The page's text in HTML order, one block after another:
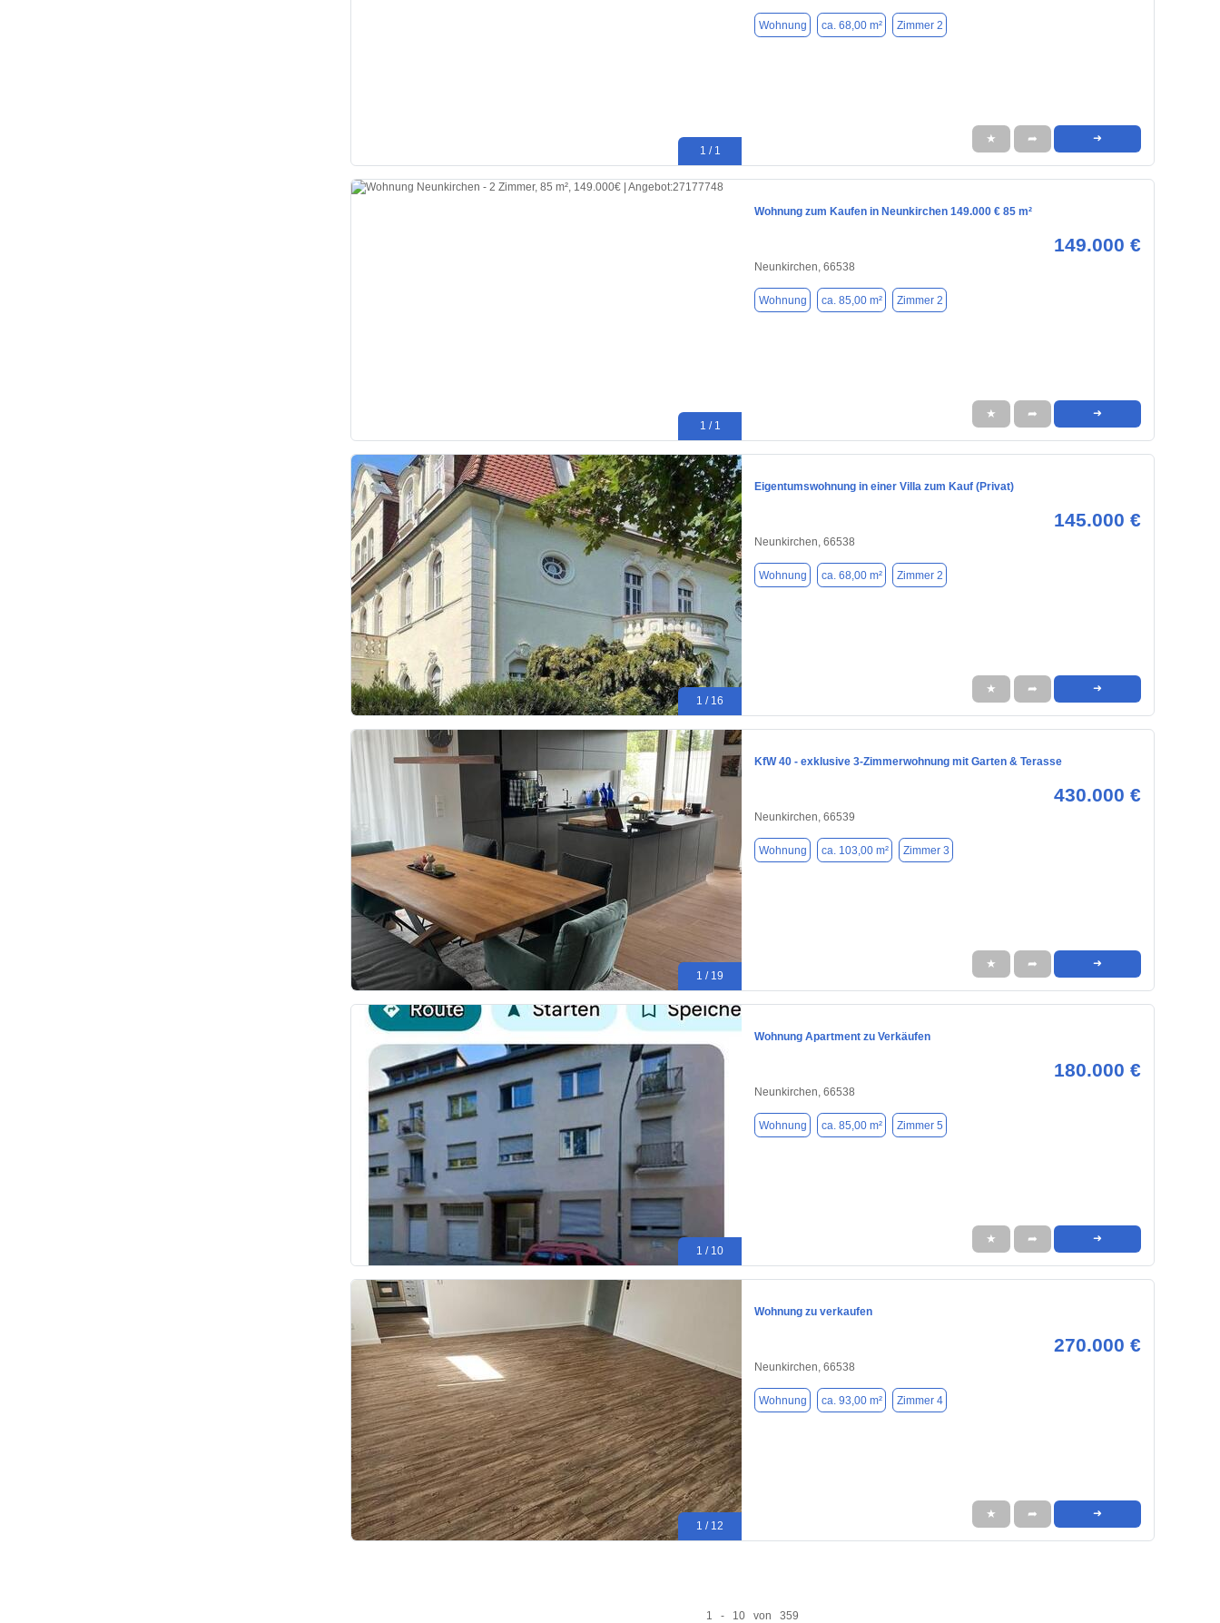
1 / 1
Wohnung ca. 68,00 m² Zimmer 2
★ ➦ ➜
1 / 1
Wohnung zum Kaufen in Neunkirchen 149.000 € 85 m²
149.000 €
Neunkirchen, 66538
Wohnung ca. 85,00 m² Zimmer 2
★ ➦ ➜
1 / 16
Eigentumswohnung in einer Villa zum Kauf (Privat)
145.000 €
Neunkirchen, 66538
Wohnung ca. 68,00 m² Zimmer 2
★ ➦ ➜
1 / 19
KfW 40 - exklusive 3-Zimmerwohnung mit Garten & Terasse
430.000 €
Neunkirchen, 66539
Wohnung ca. 103,00 m² Zimmer 3
★ ➦ ➜
1 / 10
Wohnung Apartment zu Verkäufen
180.000 €
Neunkirchen, 66538
Wohnung ca. 85,00 m² Zimmer 5
★ ➦ ➜
1 / 12
Wohnung zu verkaufen
270.000 €
Neunkirchen, 66538
Wohnung ca. 93,00 m² Zimmer 4
★ ➦ ➜
1 - 10 von 359